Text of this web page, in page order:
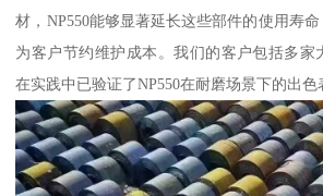
材，NP550能够显著延长这些部件的使用寿
为客户节约维护成本。我们的客户包括多家
在实践中已验证了NP550在耐磨场景下的出色